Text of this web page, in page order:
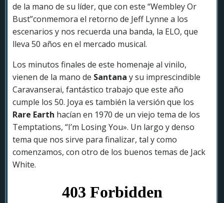
de la mano de su líder, que con este “Wembley Or
Bust”conmemora el retorno de Jeff Lynne a los
escenarios y nos recuerda una banda, la ELO, que
lleva 50 años en el mercado musical.
Los minutos finales de este homenaje al vinilo,
vienen de la mano de Santana y su imprescindible
Caravanserai, fantástico trabajo que este año
cumple los 50. Joya es también la versión que los
Rare Earth hacían en 1970 de un viejo tema de los
Temptations, “I’m Losing You». Un largo y denso
tema que nos sirve para finalizar, tal y como
comenzamos, con otro de los buenos temas de Jack
White.